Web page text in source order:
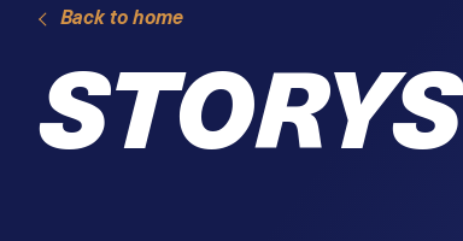
Back to home
STORYS